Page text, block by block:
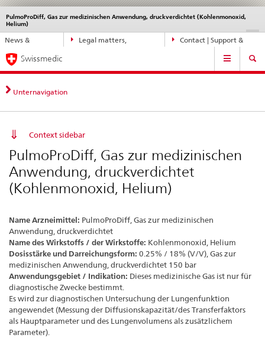
Direct
navigation:
news,
legal
matters,
contact
News &
Legal matters,
Contact | Support &
PulmoProDiff, Gas zur medizinischen Anwendung, druckverdichtet (Kohlenmonoxid,
Helium)
Languages
DE IT
Service
navigation
Main
Navigation
Swissmedic
Unternavigation
Context sidebar
PulmoProDiff, Gas zur medizinischen
Anwendung, druckverdichtet
(Kohlenmonoxid, Helium)
Name Arzneimittel: PulmoProDiff, Gas zur medizinischen
Anwendung, druckverdichtet
Name des Wirkstoffs / der Wirkstoffe: Kohlenmonoxid, Helium
Dosisstärke und Darreichungsform: 0.25% / 18% (V/V), Gas zur
medizinischen Anwendung, druckverdichtet 150 bar
Anwendungsgebiet / Indikation: Dieses medizinische Gas ist nur für
diagnostische Zwecke bestimmt.
Es wird zur diagnostischen Untersuchung der Lungenfunktion
angewendet (Messung der Diffusionskapazität/des Transferfaktors
als Hauptparameter und des Lungenvolumens als zusätzlichem
Parameter).